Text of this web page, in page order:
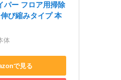
パー フロア用掃除
び縮みタイプ 本
体
で見る